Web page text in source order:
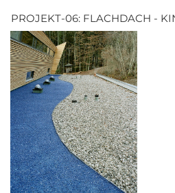
PROJEKT-06: FLACHDACH -